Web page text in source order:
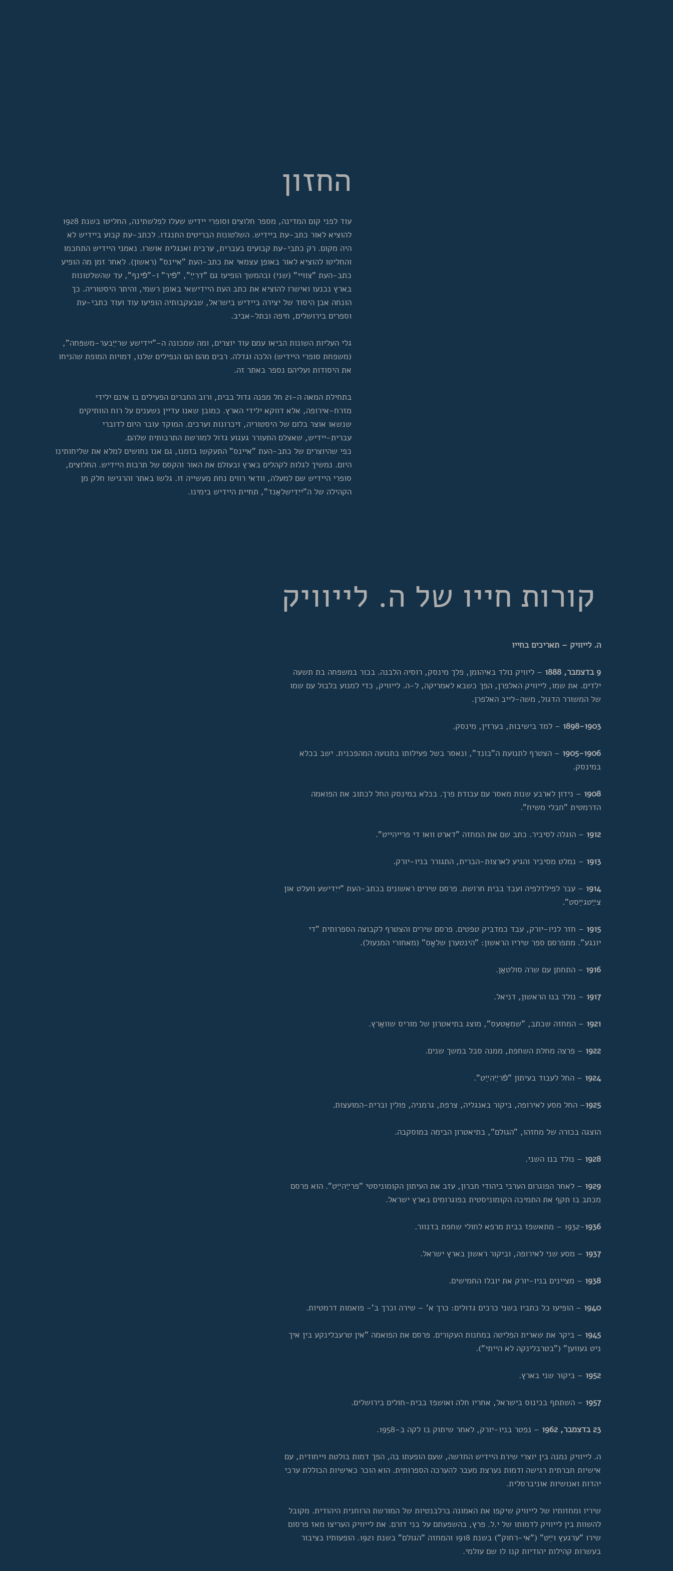
החזון
עוד לפני קום המדינה, מספר חלוצים וסופרי יידיש שעלו לפלשתינה, החליטו בשנת 1928
להוציא לאור כתב-עת ביידיש. השלטונות הבריטים התנגדו. לכתב-עת קבוע ביידיש לא
היה מקום. רק כתבי-עת קבועים בעברית, ערבית ואנגלית אושרו. נאמני היידיש התחכמו
והחליטו להוציא לאור באופן עצמאי את כתב-העת "איינס" (ראשון). לאחר זמן מה הופיע
כתב-העת "צוויי" (שני) ובהמשך הופיעו גם "דרײַ", "פֿיר" ו-"פֿינף", עד שהשלטונות
בארץ נכנעו ואישרו להוציא את כתב העת היידישאי באופן רשמי, והיתר היסטוריה. כך
הונחה אבן היסוד של יצירה ביידיש בישראל, שבעקבותיה הופיעו עוד ועוד כתבי-עת
וספרים בירושלים, חיפה ובתל-אביב.
גלי העליות השונות הביאו עמם עוד יוצרים, ומה שמכונה ה-"יידישע שרײַבער-משפּחה",
(משפחת סופרי היידיש) הלכה וגדלה. רבים מהם הם הנפילים שלנו, דמויות המופת שהניחו
את היסודות ועליהם נספר באתר זה.
בתחילת המאה ה-21 חל מפנה גדול בבית, ורוב החברים הפעילים בו אינם ילידי
מזרח-אירופה, אלא דווקא ילידי הארץ. כמובן שאנו עדיין נשענים על רוח הוותיקים
שנשאו אוצר בלום של היסטוריה, זיכרונות וערכים. המוקד עובר היום לדוברי
עברית-יידיש, שאצלם התעורר געגוע גדול למורשת התרבותית שלהם.
כפי שהיוצרים של כתב-העת "איינס" התעקשו בזמנו, גם אנו נחושים למלא את שליחותינו
היום. נמשיך לגלות לקהלים בארץ ובעולם את האור והקסם של תרבות היידיש. החלוצים,
סופרי היידיש שם למעלה, וודאי רווים נחת מעשייה זו. גלשו באתר והרגישו חלק מן
הקהילה של ה"ייִדישלאַנד", תחיית היידיש בימינו.
קורות חייו של ה. לייוויק
ה. לייוויק – תאריכים בחייו
9 בדצמבר, 1888
– ליוויק נולד באיהומן, פלך מינסק, רוסיה הלבנה. בכור במשפחה בת תשעה
ילדים. את שמו, לייוויק האלפרן, הפך כשבא לאמריקה, ל-ה. לייוויק, כדי למנוע בלבול עם שמו
של המשורר הדגול, משה-לייב האלפרן.
1898-1903 – למד בישיבות, בערזין, מינסק.
1905-1906 – הצטרף לתנועת ה"בונד", ונאסר בשל פעילותו בתנועה המהפכנית. ישב בכלא
במינסק.
1908 – נידון לארבע שנות מאסר עם עבודת פרך. בכלא במינסק החל לכתוב את הפואמה
הדרמטית "חבלי משיח".
1912 – הוגלה לסיביר. כתב שם את המחזה "דארט וואו די פרייהייט".
1913 – נמלט מסיביר והגיע לארצות-הברית, התגורר בניו-יורק.
1914 – עבר לפילדלפיה ועבד בבית חרושת. פרסם שירים ראשונים בכתב-העת "ייִדישע וועלט און
צײַטגײַסט".
1915 – חזר לניו-יורק, עבד כמדביק טפטים. פרסם שירים והצטרף לקבוצה הספרותית "די
יונגע". מתפרסם ספר שיריו הראשון: "הינטערן שלאָס" (מאחורי המנעול).
1916 – התחתן עם שרה סולטאַן.
1917 – נולד בנו הראשון, דניאל.
1921 – המחזה שכתב, "שמאַטעס", מוצג בתיאטרון של מוריס שוואַרץ.
1922 – פרצה מחלת השחפת, ממנה סבל במשך שנים.
1924 – החל לעבוד בעיתון "פֿרײַהײַט".
1925– החל מסע לאירופה, ביקור באנגליה, צרפת, גרמניה, פולין וברית-המועצות.
הוצגה בכורה של מחזהו, "הגולם", בתיאטרון הבימה במוסקבה.
1928 – נולד בנו השני.
1929 – לאחר הפוגרום הערבי ביהודי חברון, עזב את העיתון הקומוניסטי "פרײַהײַט". הוא פרסם
מכתב בו תקף את התמיכה הקומוניסטית בפוגרומים בארץ ישראל.
1932-1936 – מתאשפז בבית מרפא לחולי שחפת בדנוור.
1937 – מסע שני לאירופה, וביקור ראשון בארץ ישראל.
1938 – מציינים בניו-יורק את יובלו החמישים.
1940 – הופיעו כל כתביו בשני כרכים גדולים: כרך א' – שירה וכרך ב'- פואמות דרמטיות.
1945 – ביקר את שארית הפליטה במחנות העקורים. פרסם את הפואמה "אין טרעבלינקע בין איך
ניט געווען" ("בטרבלינקה לא הייתי").
1952 – ביקור שני בארץ.
1957 – השתתף בכינוס בישראל, אחריו חלה ואושפז בבית-חולים בירושלים.
23 בדצמבר, 1962 – נפטר בניו-יורק, לאחר שיתוק בו לקה ב-1958.
ה. לייוויק נמנה בין יוצרי שירת היידיש החדשה, שעם הופעתו בה, הפך דמות בולטת וייחודית, עם
אישיות חברתית רגישה ודמות נערצת מעבר להערכה הספרותית. הוא הוכר כאישיות הכוללת ערכי
יהדות ואנושיות אוניברסלית.
שיריו ומחזותיו של לייוויק שיקפו את האמונה ברלבנטיות של המורשת הרוחנית היהודית. מקובל
להשוות בין לייוויק לדמותו של י.ל. פרץ, בהשפעתם על בני דורם. את לייוויק העריצו מאז פרסום
שירו "ערגעץ וײַט" ("אי-רחוק") בשנת 1918 והמחזה "הגולם" בשנת 1921. הופעותיו בציבור
בעשרות קהילות יהודיות קנו לו שם עולמי.